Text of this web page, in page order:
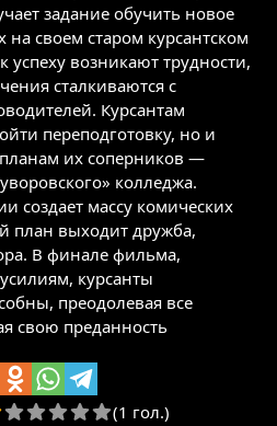
задание обучить новое
своем старом курсантском
успеху возникают трудности,
сталкиваются с
Курсантам
переподготовку, но и
их соперников —
колледжа.
создает массу комических
план выходит дружба,
В финале фильма,
курсанты
преодолевая все
свою преданность
(1 гол.)